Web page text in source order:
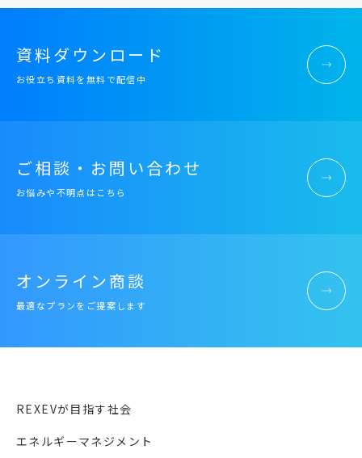
資料ダウンロード
お役立ち資料を無料で配信中
ご相談・お問い合わせ
お悩みや不明点はこちら
オンライン商談
最適なプランをご提案します
REXEVが目指す社会
エネルギーマネジメント